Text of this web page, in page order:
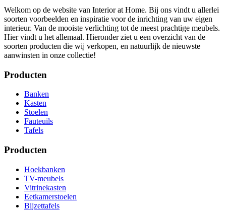
Welkom op de website van Interior at Home. Bij ons vindt u allerlei
soorten voorbeelden en inspiratie voor de inrichting van uw eigen
interieur. Van de mooiste verlichting tot de meest prachtige meubels.
Hier vindt u het allemaal. Hieronder ziet u een overzicht van de
soorten producten die wij verkopen, en natuurlijk de nieuwste
aanwinsten in onze collectie!
Producten
Banken
Kasten
Stoelen
Fauteuils
Tafels
Producten
Hoekbanken
TV-meubels
Vitrinekasten
Eetkamerstoelen
Bijzettafels